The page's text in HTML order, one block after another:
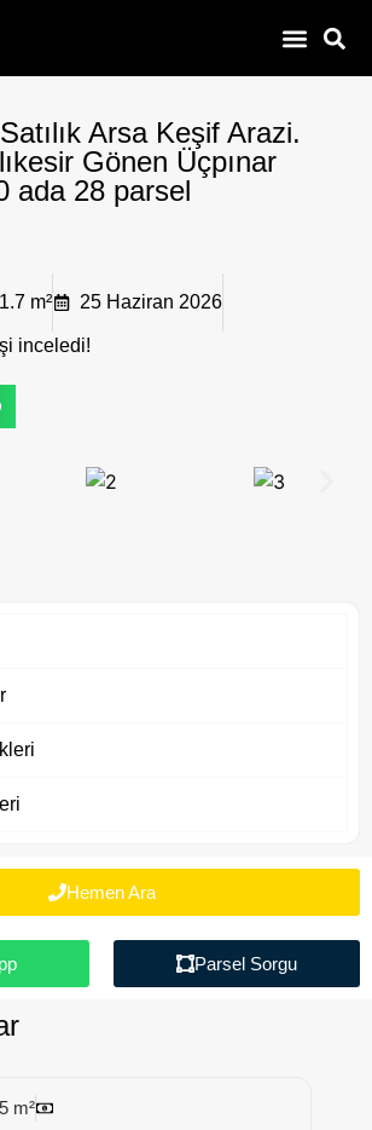
Arsa Keşif Arazi.
Gönen Üçpınar
ada 28 parsel
m² 25 Haziran 2026
inceledi!
Hemen Ara
Parsel Sorgu
m²